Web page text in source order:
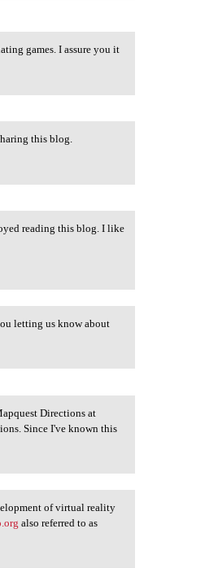
games. I assure you it
this blog.
reading this blog. I like
letting us know about
Directions at
Since I've known this
of virtual reality
also referred to as